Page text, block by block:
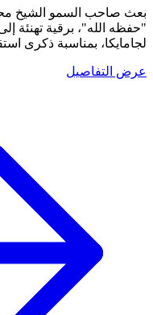
بعث صاحب السمو الشيخ
"حفظه الله"، برقية تهنئة
لجامايكا، بمناسبة ذكرى
عرض التفاصيل